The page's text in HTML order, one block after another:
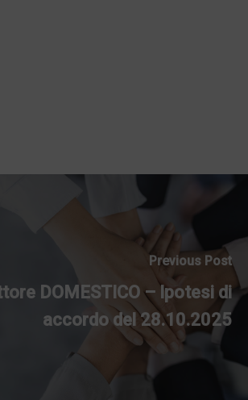
Previous Post
DOMESTICO – Ipotesi di
accordo del 28.10.2025